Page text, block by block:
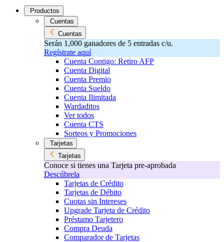
Productos
Cuentas
Cuentas
Serán 1,000 ganadores de 5 entradas c/u.
Regístrate aquí
Cuenta Contigo: Retiro AFP
Cuenta Digital
Cuenta Premio
Cuenta Sueldo
Cuenta Ilimitada
Wardaditos
Ver todos
Cuenta CTS
Sorteos y Promociones
Tarjetas
Tarjetas
Conoce si tienes una Tarjeta pre-aprobada
Descúbrela
Tarjetas de Crédito
Tarjetas de Débito
Cuotas sin Intereses
Upgrade Tarjeta de Crédito
Préstamo Tarjetero
Compra Deuda
Comparador de Tarjetas